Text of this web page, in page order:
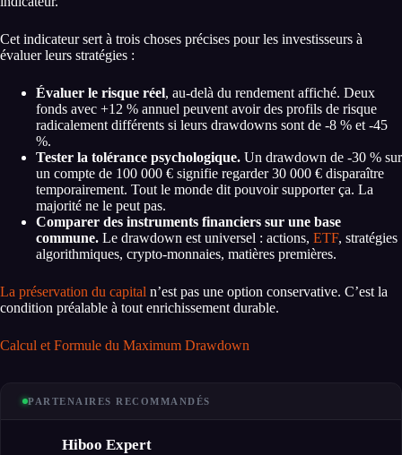
Cet indicateur sert à trois choses précises pour les investisseurs à
évaluer leurs stratégies :
Évaluer le risque réel, au-delà du rendement affiché. Deux
fonds avec +12 % annuel peuvent avoir des profils de risque
radicalement différents si leurs drawdowns sont de -8 % et -45
%.
Tester la tolérance psychologique. Un drawdown de -30 % sur
un compte de 100 000 € signifie regarder 30 000 € disparaître
temporairement. Tout le monde dit pouvoir supporter ça. La
majorité ne le peut pas.
Comparer des instruments financiers sur une base
commune. Le drawdown est universel : actions, ETF, stratégies
algorithmiques, crypto-monnaies, matières premières.
La préservation du capital n’est pas une option conservative. C’est la
condition préalable à tout enrichissement durable.
Calcul et Formule du Maximum Drawdown
PARTENAIRES RECOMMANDÉS
Hiboo Expert